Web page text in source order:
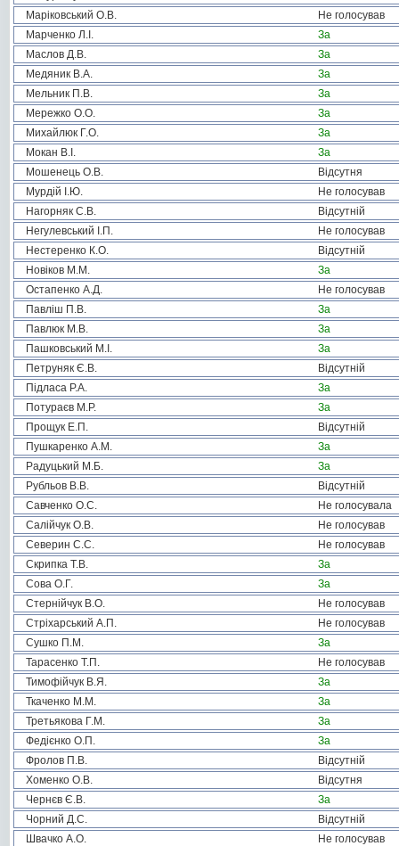
Маріковський О.В.
Не голосував
Марченко Л.І.
За
Маслов Д.В.
За
Медяник В.А.
За
Мельник П.В.
За
Мережко О.О.
За
Михайлюк Г.О.
За
Мокан В.І.
За
Мошенець О.В.
Відсутня
Мурдій І.Ю.
Не голосував
Нагорняк С.В.
Відсутній
Негулевський І.П.
Не голосував
Нестеренко К.О.
Відсутній
Новіков М.М.
За
Остапенко А.Д.
Не голосував
Павліш П.В.
За
Павлюк М.В.
За
Пашковський М.І.
За
Петруняк Є.В.
Відсутній
Підласа Р.А.
За
Потураєв М.Р.
За
Прощук Е.П.
Відсутній
Пушкаренко А.М.
За
Радуцький М.Б.
За
Рубльов В.В.
Відсутній
Савченко О.С.
Не голосувала
Салійчук О.В.
Не голосував
Северин С.С.
Не голосував
Скрипка Т.В.
За
Сова О.Г.
За
Стернійчук В.О.
Не голосував
Стріхарський А.П.
Не голосував
Сушко П.М.
За
Тарасенко Т.П.
Не голосував
Тимофійчук В.Я.
За
Ткаченко М.М.
За
Третьякова Г.М.
За
Федієнко О.П.
За
Фролов П.В.
Відсутній
Хоменко О.В.
Відсутня
Чернєв Є.В.
За
Чорний Д.С.
Відсутній
Швачко А.О.
Не голосував